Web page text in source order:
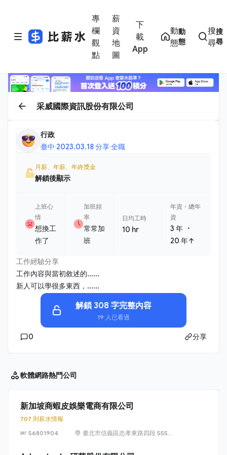
專
欄
觀
點
薪
資
地
圖
下
載
App
動
態
動
態
搜
尋
搜
尋
采威國際資訊股份有限公司
行政
臺中·2023.03.18 分享·全職
月薪、年薪、年終獎金
解鎖後顯示
上班心
情
想換工
作了
加班頻
率
常常加
班
日均工時
10 hr
年資・總年
資
3 年 ・
20 年↑
工作經驗分享
工作內容與當初敘述的......
新人可以學很多東西，......
解鎖 308 字完整內容
19 人已看過
0 分享
軟體網路熱門公司
新加坡商蝦皮娛樂電商有限公司
707 則薪水情報
56801904
臺北市信義區忠孝東路四段 555